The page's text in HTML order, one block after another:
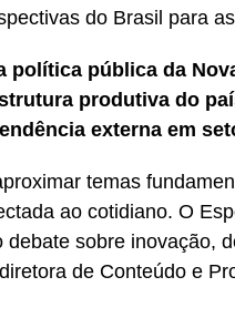
do Brasil para
política pública da
produtiva do
externa em
temas
ao cotidiano. O
sobre inovação,
de Conteúdo e